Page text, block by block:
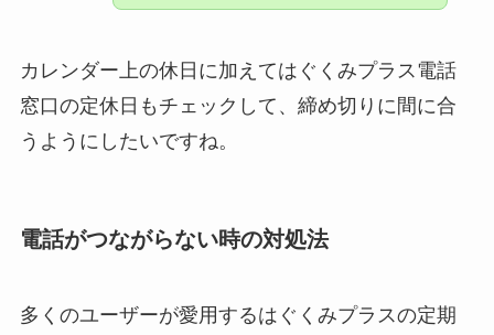
カレンダー上の休日に加えてはぐくみプラス電話
窓口の定休日もチェックして、締め切りに間に合
うようにしたいですね。
電話がつながらない時の対処法
多くのユーザーが愛用するはぐくみプラスの定期